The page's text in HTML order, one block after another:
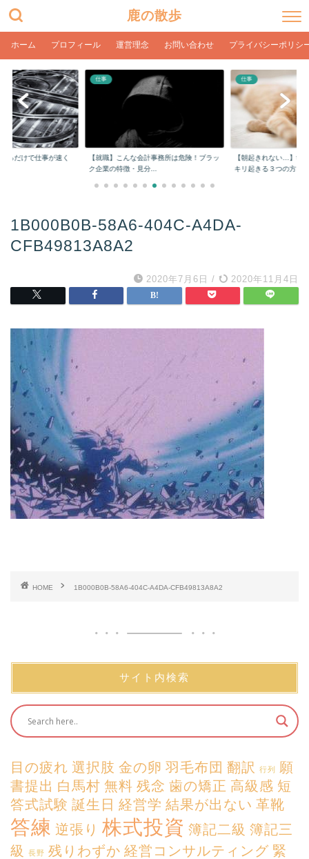
鹿の散歩
ホーム プロフィール 運営理念 お問い合わせ プライバシーポリシ
るだけで仕事が速く
仕事
【就職】こんな会計事務所は危険！ブラッ
ク企業の特徴・見分...
仕事
【朝起きれない…】学
キリ起きる３つの方...
1B000B0B-58A6-404C-A4DA-
CFB49813A8A2
2020年7月6日 / 2020年11月4日
HOME 1B000B0B-58A6-404C-A4DA-CFB49813A8A2
サイト内検索
目の疲れ 選択肢 金の卵 羽毛布団 翻訳 行列
願
書提出 白馬村 無料 残念 歯の矯正 高級感 短
答式試験 誕生日 経営学 結果が出ない 革靴
答練 逆張り 株式投資 簿記二級 簿記三
級
長野 残りわずか 経営コンサルティング 緊